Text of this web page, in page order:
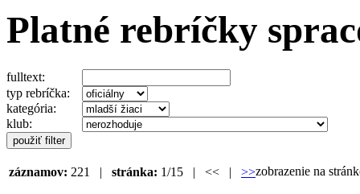
Platné rebríčky
fulltext:
typ rebríčka:
kategória:
klub:
záznamov: 221 | stránka: 1/15 | << | >>zobrazenie na